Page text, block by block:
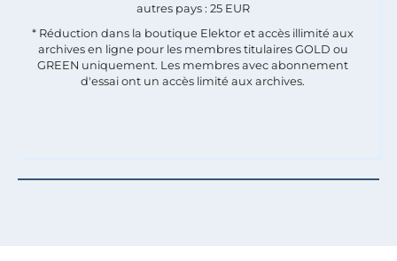
autres pays : 25 EUR
* Réduction dans la boutique Elektor et accès illimité aux
archives en ligne pour les membres titulaires GOLD ou
GREEN uniquement. Les membres avec abonnement
d'essai ont un accès limité aux archives.